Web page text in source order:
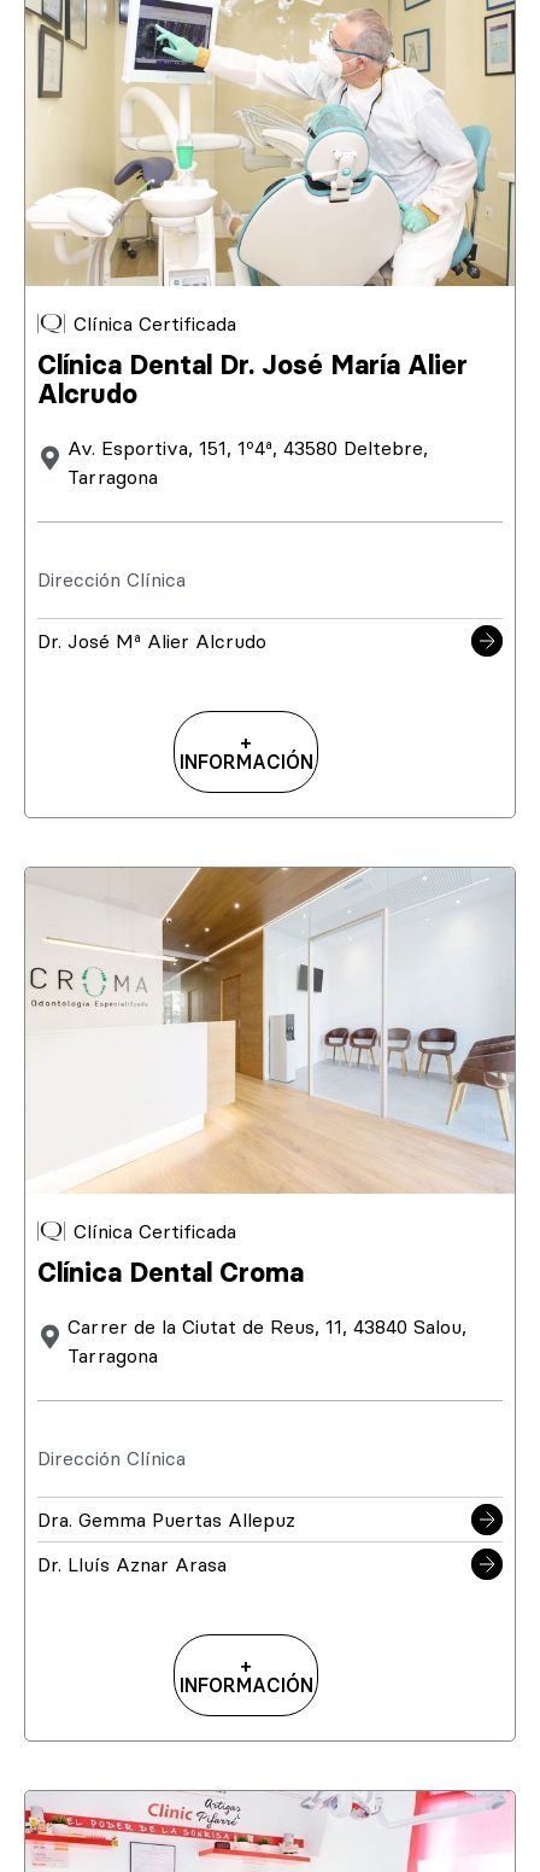
Clínica Certificada
Clínica Dental Dr. José María Alier
Alcrudo
Av. Esportiva, 151, 1º4ª, 43580 Deltebre,
Tarragona
Dirección Clínica
Dr. José Mª Alier Alcrudo
+
INFORMACIÓN
Clínica Certificada
Clínica Dental Croma
Carrer de la Ciutat de Reus, 11, 43840 Salou,
Tarragona
Dirección Clínica
Dra. Gemma Puertas Allepuz
Dr. Lluís Aznar Arasa
+
INFORMACIÓN